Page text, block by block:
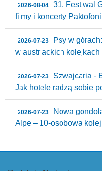
2026-08-04
31. Festiwal
filmy i koncerty
2026-07-23
Psy w
w austriackich kolejkach
2026-07-23
Szwajcaria -
Jak hotele radzą sobie
2026-07-23
Nowa
Alpe – 10‑osobowa